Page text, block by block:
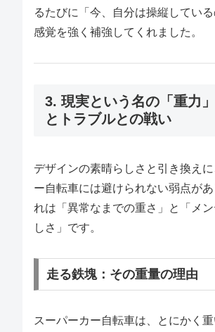
るたびに「今、自分は操縦してい
感覚を強く補強してくれました。
3. 現実という名の「重力
とトラブルとの戦い
デザインの素晴らしさと引き換え
ー自転車には避けられない弱点が
れは「異常なまでの重さ」と「メ
しさ」です。
走る鉄塊：その重量の理由
スーパーカー自転車は、とにかく